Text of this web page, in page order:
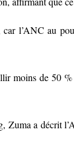
l’ANC au
de 50
Zuma a